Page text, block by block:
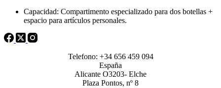
Capacidad: Compartimento especializado para dos botellas +
espacio para artículos personales.
Telefono: +34 656 459 094
España
Alicante O3203- Elche
Plaza Pontos, nº 8